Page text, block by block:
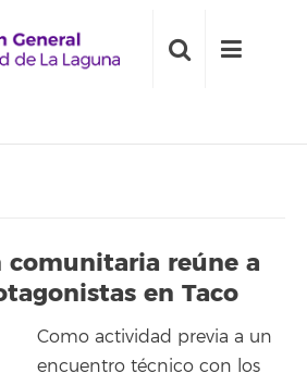
comunitaria reúne a
en Taco
Como actividad previa a un
encuentro técnico con los